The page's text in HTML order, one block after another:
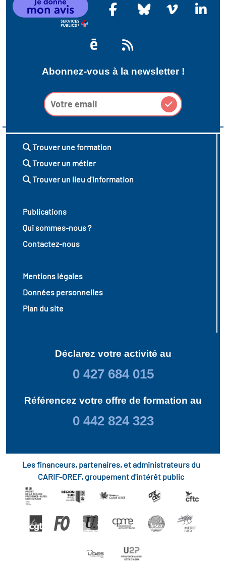
Abonnez-vous à la newsletter !
Trouver une formation
Trouver un métier
Trouver un lieu d'information
Publications
Qui sommes-nous ?
Contactez-nous
Mentions légales
Données personnelles
Plan du site
Déclarez votre activité au
0 427 684 015
Référencez votre offre de formation au
0 442 824 323
Les financeurs, partenaires, et administrateurs du
CARIF-OREF, groupement d'intérêt public